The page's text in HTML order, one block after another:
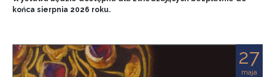
końca sierpnia 2026 roku.
27
maja